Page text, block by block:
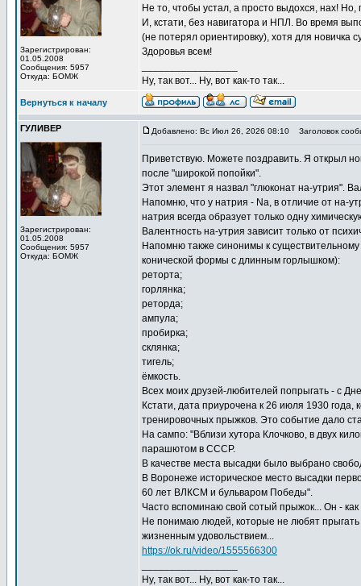
Зарегистрирован:
01.05.2008
Сообщения: 5957
Откуда: БОМЖ
Не то, чтобы устал, а просто выдохся, нах!
И, кстати, без навигатора и НПЛ. Во время
(не потерял ориентировку), хотя для новичка
Здоровья всем!
Ну, так вот... Ну, вот как-то так...
Вернуться к началу
ГУЛИВЕР
Зарегистрирован:
01.05.2008
Сообщения: 5957
Откуда: БОМЖ
Добавлено: Вс Июл 26, 2026 08:10 Заголовок
Приветствую. Можете поздравить. Я открыл
после "широкой попойки".
Этот элемент я назвал "глюконат на-утрия".
Напомню, что у натрия - Na, в отличие от на-
натрия всегда образует только одну
Валентность на-утрия зависит только от
Напомню также синонимы к
конической формы с длинным горлышком):
реторта;
горлянка;
реторда;
ампула;
пробирка;
склянка;
тигель;
ёмкость.
Всех моих друзей-любителей попрыгать - с
Кстати, дата приурочена к 26 июля 1930
тренировочных прыжков. Это событие дало
На сампо: "Вблизи хутора Клочково, в двух
парашютом в СССР.
В качестве места высадки было выбрано
В Воронеже историческое место высадки
60 лет ВЛКСМ и бульваром Победы".
Часто вспоминаю свой сотый прыжок... Он -
Не понимаю людей, которые не любят
жизненным удовольствием...
https://ok.ru/video/1555566300
Ну, так вот... Ну, вот как-то так...